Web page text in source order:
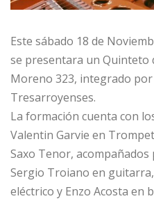
Este sábado 18 de
se presentara un Quinteto
Moreno 323, integrado
Tresarroyenses.
La formación cuenta con
Valentin Garvie en
Saxo Tenor,
Sergio Troiano en
eléctrico y Enzo Acosta en